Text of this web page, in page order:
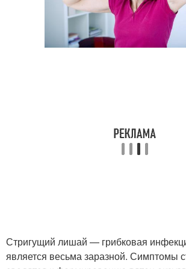
Стригущий лишай — грибковая
является весьма заразной. Симптомы